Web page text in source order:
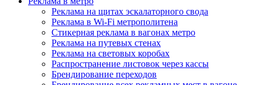
Реклама на щитах эскалаторного свода
Реклама в Wi-Fi метрополитена
Стикерная реклама в вагонах метро
Реклама на путевых стенах
Реклама на световых коробах
Распространение листовок через кассы
Брендирование переходов